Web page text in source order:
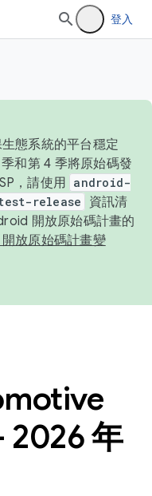
登入
態系統的平台穩定
和第 4 季將原始碼發
，請使用 android-
release
資訊清
開放原始碼計畫的
放原始碼計畫變
2026 年